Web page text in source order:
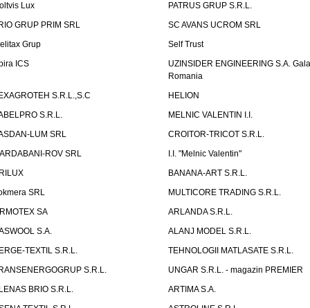
Lux
PATRUS GRUP S.R.L.
GRUP PRIM SRL
SC AVANS UCROM SRL
Grup
Self Trust
ICS
UZINSIDER ENGINEERING S.A.
Romania
S.R.L.,S.C
HELION
S.R.L.
MELNIC VALENTIN I.I.
LUM SRL
CROITOR-TRICOT S.R.L.
ROV SRL
I.I. "Melnic Valentin"
BANANA-ART S.R.L.
SRL
MULTICORE TRADING S.R.L.
SA
ARLANDA S.R.L.
S.A.
ALANJ MODEL S.R.L.
TEXTIL S.R.L.
TEHNOLOGII MATLASATE S.R.L.
S.R.L.
UNGAR S.R.L. - magazin PREMIER
BRIO S.R.L.
ARTIMA S.A.